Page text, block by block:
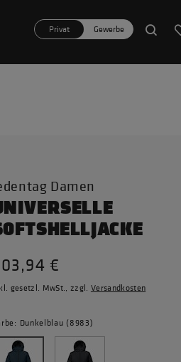
Privat Gewerbe
Damen
€
gesetzl. MwSt., zzgl. Versandkosten
Dunkelblau (8983)